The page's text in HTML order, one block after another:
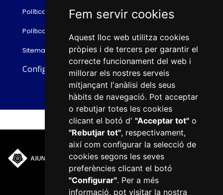
Fem servir cookies
Aquest lloc web utilitza cookies
pròpies i de tercers per garantir el
correcte funcionament del web i
millorar els nostres serveis
mitjançant l'anàlisi dels seus
hàbits de navegació. Pot acceptar
o rebutjar totes les cookies
clicant el botó d' "Acceptar tot"o
"Rebutjar tot", respectivament,
així com configurar la selecció de
cookies segons les seves
preferències clicant el botó
"Configurar". Per a més
informació, pot visitar la nostra
Política de cookies
Política de privacitat
Sitemap
Configurar cookies
Plaça del Mercadal · 43201
977 010 010